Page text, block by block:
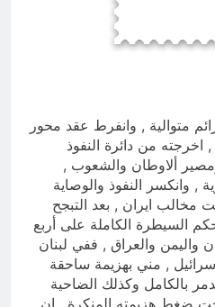
العراقي.. ليست ازمة فقدان
العراقيين.. بل (ازمة فقدان
متوالية , وانفرط عقد محور
من دائرة النفوذ
ألاوطان والشعوب ,
, وانكسر النفوذ والوصاية
مخالب ايران , بعد التبجح
السيطرة الكاملة على أربع
واليمن والعراق , ففي لبنان
, مني بهزيمة ساحقة
بالكامل وكذلك الضاحية